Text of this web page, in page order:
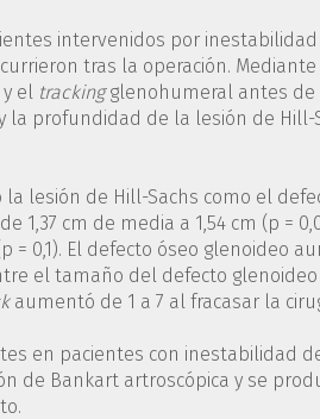
intervenidos por
tras la operación.
el trackingglenohumeral antes de
la profundidad de la lesión de Hill-
la lesión de Hill-Sachs como el
1,37 cm de media a 1,54 cm (p =
0,1). El defecto óseo glenoideo
el tamaño del defecto
aumentó de 1 a 7 al fracasar la
en pacientes con inestabilidad
de Bankart artroscópica y se